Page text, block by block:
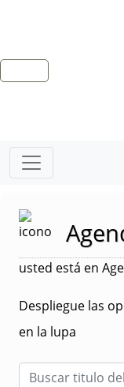
usted está en
Despliegue las
en la lupa